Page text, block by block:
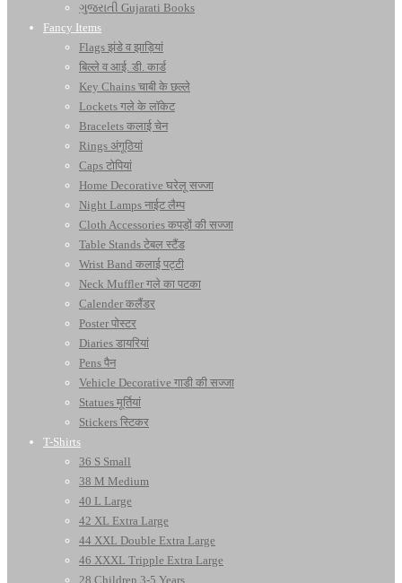
ગુજરાતી Gujarati Books
Fancy Items
Flags झंडे व झाड़ियां
बिल्ले व आई. डी. कार्ड
Key Chains चाबी के छल्ले
Lockets गले के लॉकेट
Bracelets कलाई चेन
Rings अंगूठियां
Caps टोपियां
Home Decorative घरेलू सज्जा
Night Lamps नाईट लैम्प
Cloth Accessories कपड़ों की सज्जा
Table Stands टेबल स्टैंड
Wrist Band कलाई पट्टी
Neck Muffler गले का पटका
Calender कलैंडर
Poster पोस्टर
Diaries डायरियां
Pens पैन
Vehicle Decorative गाडी की सज्जा
Statues मूर्तियां
Stickers स्टिकर
T-Shirts
36 S Small
38 M Medium
40 L Large
42 XL Extra Large
44 XXL Double Extra Large
46 XXXL Tripple Extra Large
28 Children 3-5 Years